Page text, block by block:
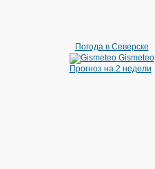
Погода в Северске
Gismeteo
Прогноз на 2 недели